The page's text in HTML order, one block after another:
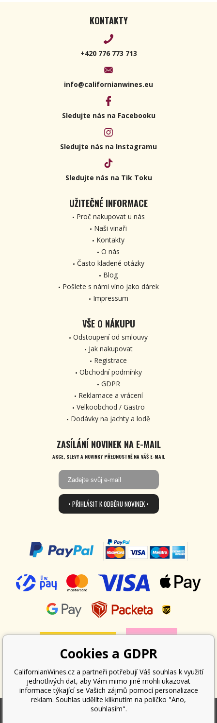
KONTAKTY
+420 776 773 713
info@californianwines.eu
Sledujte nás na Facebooku
Sledujte nás na Instagramu
Sledujte nás na Tik Toku
UŽITEČNÉ INFORMACE
Proč nakupovat u nás
Naši vinaři
Kontakty
O nás
Často kladené otázky
Blog
Pošlete s námi víno jako dárek
Impressum
VŠE O NÁKUPU
Odstoupení od smlouvy
Jak nakupovat
Registrace
Obchodní podmínky
GDPR
Reklamace a vrácení
Velkoobchod / Gastro
Dodávky na jachty a lodě
ZASÍLÁNÍ NOVINEK NA E-MAIL
AKCE, SLEVY A NOVINKY PŘEDNOSTNĚ NA VÁŠ E-MAIL
• PŘIHLÁSIT K ODBĚRU NOVINEK •
Cookies a GDPR
CalifornianWines.cz a partneři potřebují Váš souhlas k využití
jednotlivých dat, aby Vám mimo jiné mohli ukazovat
informace týkající se Vašich zájmů pomocí personalizace
reklam. Souhlas udělíte kliknutím na políčko "Ano,
souhlasím".